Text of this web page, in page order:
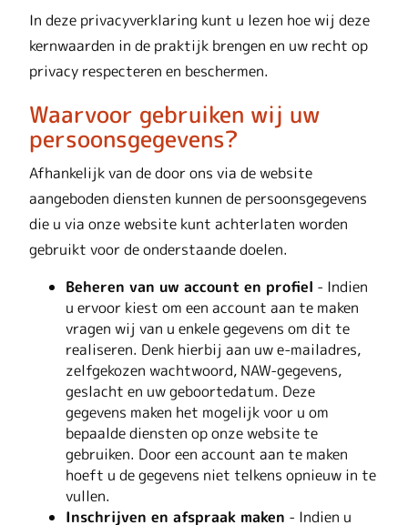
In deze privacyverklaring kunt u lezen hoe wij deze
kernwaarden in de praktijk brengen en uw recht op
privacy respecteren en beschermen.
Waarvoor gebruiken wij uw
persoonsgegevens?
Afhankelijk van de door ons via de website
aangeboden diensten kunnen de persoonsgegevens
die u via onze website kunt achterlaten worden
gebruikt voor de onderstaande doelen.
Beheren van uw account en profiel - Indien
u ervoor kiest om een account aan te maken
vragen wij van u enkele gegevens om dit te
realiseren. Denk hierbij aan uw e-mailadres,
zelfgekozen wachtwoord, NAW-gegevens,
geslacht en uw geboortedatum. Deze
gegevens maken het mogelijk voor u om
bepaalde diensten op onze website te
gebruiken. Door een account aan te maken
hoeft u de gegevens niet telkens opnieuw in te
vullen.
Inschrijven en afspraak maken - Indien u